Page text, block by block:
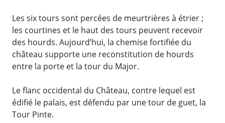
Les six tours sont percées de meurtrières à étrier ;
les courtines et le haut des tours peuvent recevoir
des hourds. Aujourd’hui, la chemise fortifiée du
château supporte une reconstitution de hourds
entre la porte et la tour du Major.
Le flanc occidental du Château, contre lequel est
édifié le palais, est défendu par une tour de guet, la
Tour Pinte.